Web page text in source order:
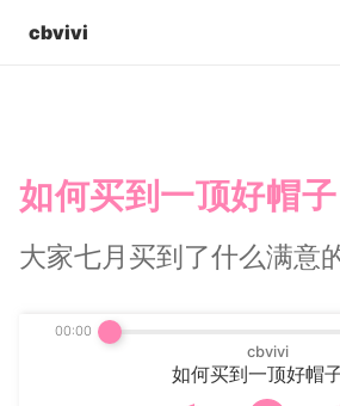
cbvivi
如何买到一顶好帽子
大家七月买到了什么满意
cbvivi
如何买到一顶好帽
00:00